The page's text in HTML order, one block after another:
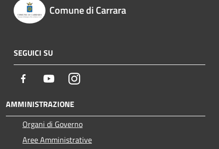
Comune di Carrara
SEGUICI SU
Facebook YoutubeInstagram
AMMINISTRAZIONE
Organi di Governo
Aree Amministrative